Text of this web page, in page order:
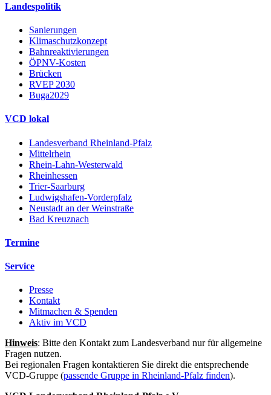
Landespolitik
Sanierungen
Klimaschutzkonzept
Bahnreaktivierungen
ÖPNV-Kosten
Brücken
RVEP 2030
Buga2029
VCD lokal
Landesverband Rheinland-Pfalz
Mittelrhein
Rhein-Lahn-Westerwald
Rheinhessen
Trier-Saarburg
Ludwigshafen-Vorderpfalz
Neustadt an der Weinstraße
Bad Kreuznach
Termine
Service
Presse
Kontakt
Mitmachen & Spenden
Aktiv im VCD
Hinweis: Bitte den Kontakt zum Landesverband nur für allgemeine
Fragen nutzen.
Bei regionalen Fragen kontaktieren Sie direkt die entsprechende
VCD-Gruppe (passende Gruppe in Rheinland-Pfalz finden).